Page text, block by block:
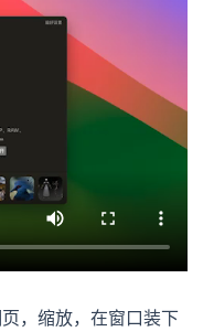
，缩放，在窗口装下